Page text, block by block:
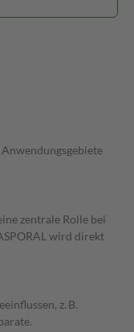
zentrale Rolle bei
wird direkt
z. B.